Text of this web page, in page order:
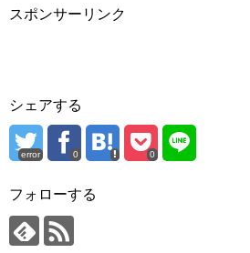
スポンサーリンク
シェアする
error 0 0
フォローする